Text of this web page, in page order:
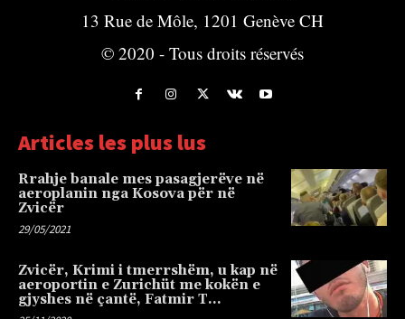
13 Rue de Môle, 1201 Genève CH
© 2020 - Tous droits réservés
Articles les plus lus
Rrahje banale mes pasagjerëve në
aeroplanin nga Kosova për në
Zvicër
29/05/2021
Zvicër, Krimi i tmerrshëm, u kap në
aeroportin e Zurichüt me kokën e
gjyshes në çantë, Fatmir T…